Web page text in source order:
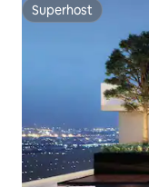
Superhost
Superhost